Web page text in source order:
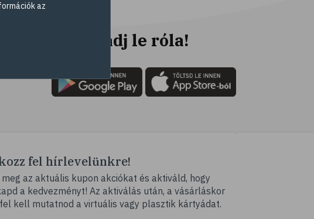
# hal
# egészséges táplálkozás
# omega-3
# D-vitamin
# ízületi fájdalom
# ízületek
# csontok
Ne maradj le róla!
fel hírlevelünkre!
meg az aktuális kupon akciókat és aktiváld, hogy
a kedvezményt! Az aktiválás után, a vásárláskor
kell mutatnod a virtuális vagy plasztik kártyádat.
az